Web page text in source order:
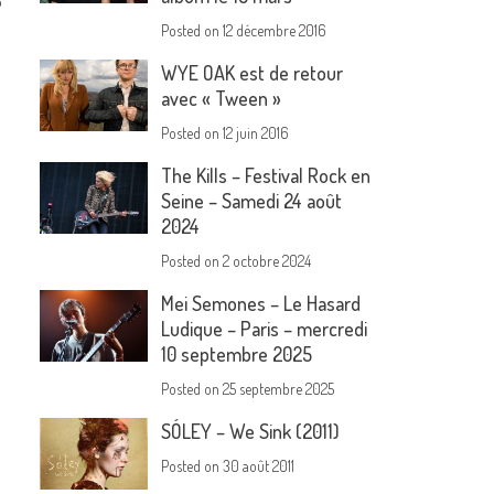
Posted on12 décembre 2016
WYE OAK est de retour
avec « Tween »
Posted on12 juin 2016
The Kills – Festival Rock en
Seine – Samedi 24 août
2024
Posted on2 octobre 2024
Mei Semones – Le Hasard
Ludique – Paris – mercredi
10 septembre 2025
Posted on25 septembre 2025
SÓLEY – We Sink (2011)
Posted on30 août 2011